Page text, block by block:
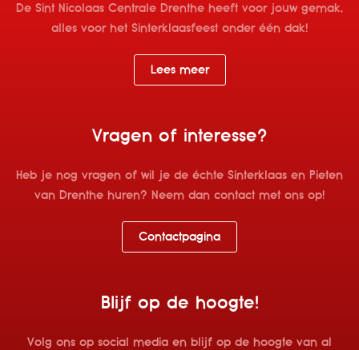
De Sint Nicolaas Centrale Drenthe heeft voor jouw gemak,
alles voor het Sinterklaasfeest onder één dak!
Lees meer
Vragen of interesse?
Heb je nog vragen of wil je de échte Sinterklaas en Pieten
van Drenthe huren? Neem dan contact met ons op!
Contactpagina
Blijf op de hoogte!
Volg ons op social media en blijf op de hoogte van al